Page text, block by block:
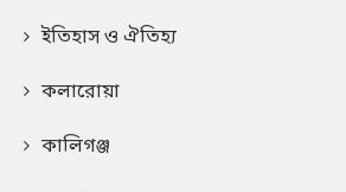
ইতিহাস ও ঐতিহ্য
কলারোয়া
কালিগঞ্জ